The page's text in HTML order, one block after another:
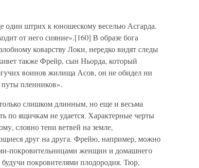
один штрих к юношескому веселью Асгарда.
от него сияние».[160] В образе бога
коварству Локи, нередко видят следы
также Фрейр, сын Ньорда, который
воинов жилища Асов, он не обидел ни
пленников».
слишком длинным, но еще и весьма
по ящичкам не удается. Характерные черты
словно тени ветвей на земле,
друг на друга. Фрейю, например, можно
покровительницами женщин и домашнего
покровителями плодородия. Тюр,